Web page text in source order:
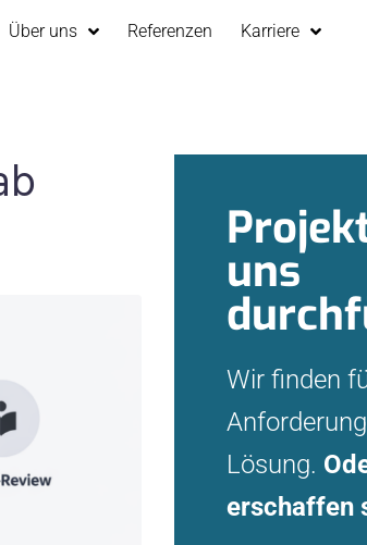
Über uns Referenzen Karriere
uns
Wir finden
Lösung.
erschaffen